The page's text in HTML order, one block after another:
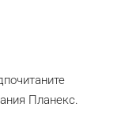
Планекс.